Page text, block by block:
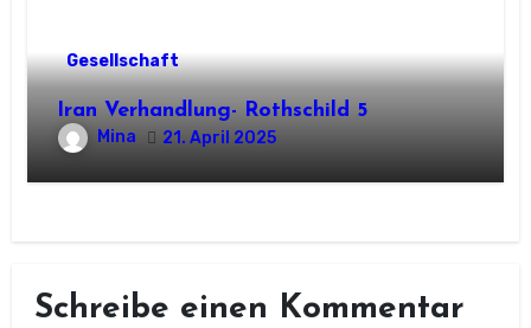
Gesellschaft
Iran Verhandlung- Rothschild 5
Mina 21. April 2025
Schreibe einen Kommentar